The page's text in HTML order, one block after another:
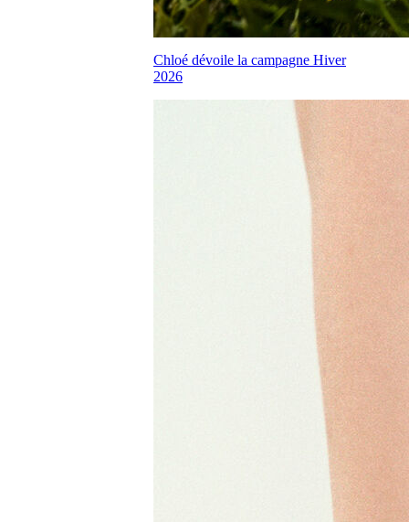
Chloé dévoile la campagne Hiver
2026